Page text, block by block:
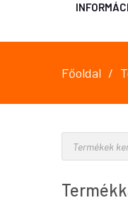
Főoldal